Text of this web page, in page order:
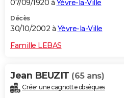
07/09/1920 à Yèvre-la-Ville
Décès
30/10/2002 à Yèvre-la-Ville
Famille LEBAS
Jean BEUZIT (65 ans)
Créer une cagnotte obsèques